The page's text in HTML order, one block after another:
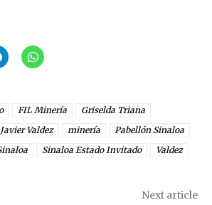
FIL Minería
Griselda Triana
Javier Valdez minería
Pabellón Sinaloa
Sinaloa Estado Invitado Valdez
Next article